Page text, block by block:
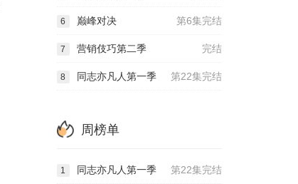
第6集完结
6 巅峰对决
完结
7 营销伎巧第二季
第22集完结
8 同志亦凡人第一季
周榜单
第22集完结
1 同志亦凡人第一季